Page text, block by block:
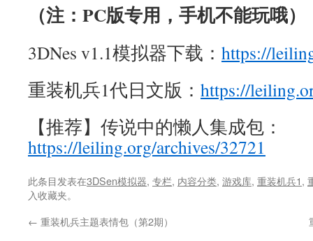
（注：PC版专用，手机不能玩哦）
3DNes v1.1模拟器下载： https://
重装机兵1代日文版： https://
【推荐】传说中的懒人集成包：
https://leiling.org/archives/32721
此条目发表在3DSen模拟器, 专栏, 内容分类, 游戏库, 重装机兵1,
入收藏夹。
← 重装机兵主题表情包（第2期）